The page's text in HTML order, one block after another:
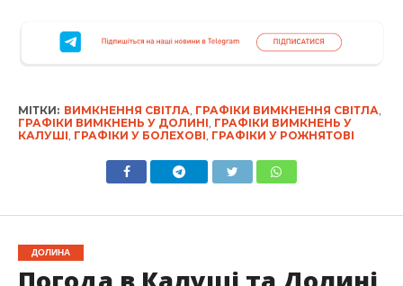
МІТКИ: ВИМКНЕННЯ СВІТЛА ГРАФІКИ ВИМКНЕННЯ СВІТЛА
ГРАФІКИ ВИМКНЕНЬ У ДОЛИНІ ГРАФІКИ ВИМКНЕНЬ У
КАЛУШІ ГРАФІКИ У БОЛЕХОВІ ГРАФІКИ У РОЖНЯТОВІ
ДОЛИНА